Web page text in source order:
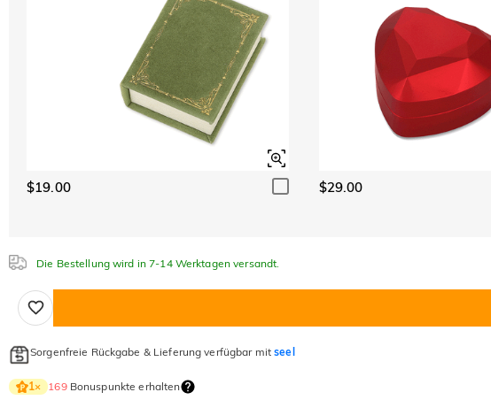
$19.00 $29.00
Die Bestellung wird in 7-14 Werktagen versandt.
Sorgenfreie Rückgabe & Lieferung verfügbar mitseel
1× 169Bonuspunkte erhalten